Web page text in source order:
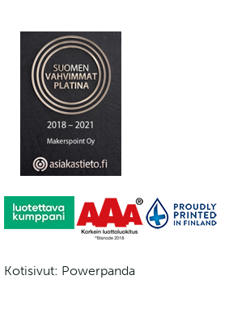
Kotisivut: Powerpanda